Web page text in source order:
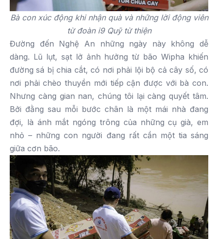
Bà con xúc động khi nhận quà và những lời động viên
từ đoàn i9 Quỹ từ thiện
Đường đến Nghệ An những ngày này không dễ
dàng. Lũ lụt, sạt lở ảnh hưởng từ bão Wipha khiến
đường sá bị chia cắt, có nơi phải lội bộ cả cây số, có
nơi phải chèo thuyền mới tiếp cận được với bà con.
Nhưng càng gian nan, chúng tôi lại càng quyết tâm.
Bởi đằng sau mỗi bước chân là một mái nhà đang
đợi, là ánh mắt ngóng trông của những cụ già, em
nhỏ – những con người đang rất cần một tia sáng
giữa cơn bão.